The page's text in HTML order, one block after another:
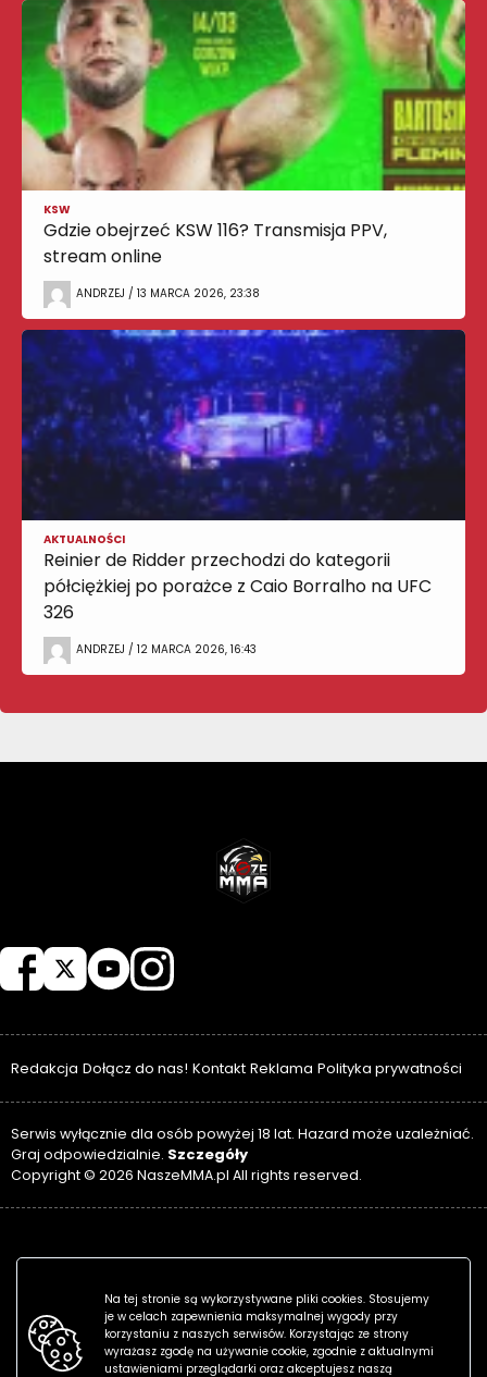
KSW
Gdzie obejrzeć KSW 116? Transmisja PPV,
stream online
ANDRZEJ / 13 MARCA 2026, 23:38
AKTUALNOŚCI
Reinier de Ridder przechodzi do kategorii
półciężkiej po porażce z Caio Borralho na UFC
326
ANDRZEJ / 12 MARCA 2026, 16:43
Redakcja Dołącz do nas! Kontakt Reklama Polityka prywatności
Serwis wyłącznie dla osób powyżej 18 lat. Hazard może uzależniać.
Graj odpowiedzialnie. Szczegóły
Copyright © 2026 NaszeMMA.pl All rights reserved.
Na tej stronie są wykorzystywane pliki cookies. Stosujemy
je w celach zapewnienia maksymalnej wygody przy
korzystaniu z naszych serwisów. Korzystając ze strony
wyrażasz zgodę na używanie cookie, zgodnie z aktualnymi
ustawieniami przeglądarki oraz akceptujesz naszą